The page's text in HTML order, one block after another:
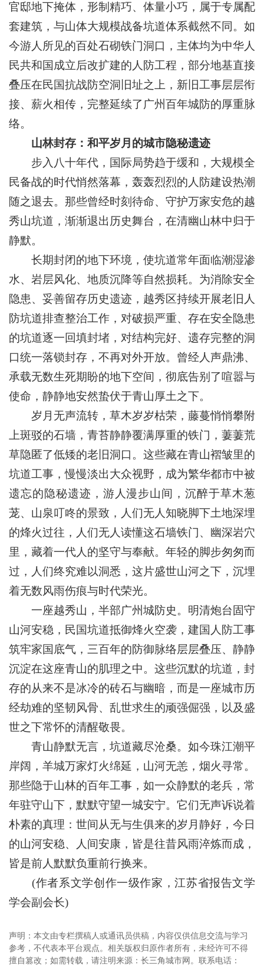
官邸地下掩体，形制精巧、体量小巧，属于专属配
套建筑，与山体大规模战备坑道体系截然不同。如
今游人所见的百处石砌铁门洞口，主体均为中华人
民共和国成立后改扩建的人防工程，部分地基直接
叠压在民国抗战防空洞旧址之上，新旧工事层层衔
接、薪火相传，完整延续了广州百年城防的厚重脉
络。
山林封存：和平岁月的城市隐秘遗迹
步入八十年代，国际局势趋于缓和，大规模全
民备战的时代悄然落幕，轰轰烈烈的人防建设热潮
随之退去。那些曾经时刻待命、守护万家安危的越
秀山坑道，渐渐退出历史舞台，在清幽山林中归于
静默。
长期封闭的地下环境，使坑道常年面临潮湿渗
水、岩层风化、地质沉降等自然损耗。为消除安全
隐患、妥善留存历史遗迹，越秀区持续开展老旧人
防坑道排查整治工作，对破损严重、存在安全隐患
的坑道逐一回填封堵，对结构完好、遗存完整的洞
口统一落锁封存，不再对外开放。曾经人声鼎沸、
承载无数生死期盼的地下空间，彻底告别了喧嚣与
使命，静静地安然蛰伏于青山厚土之下。
岁月无声流转，草木岁岁枯荣，藤蔓悄悄攀附
上斑驳的石墙，青苔静静覆满厚重的铁门，萋萋荒
草隐匿了低矮的老旧洞口。这些藏在青山褶皱里的
坑道工事，慢慢淡出大众视野，成为繁华都市中被
遗忘的隐秘遗迹，游人漫步山间，沉醉于草木葱
茏、山泉叮咚的景致，人们无人知晓脚下土地深埋
的烽火过往，人们无人读懂这石墙铁门、幽深岩穴
里，藏着一代人的坚守与奉献。年轻的脚步匆匆而
过，人们终究难以洞悉，这片盛世山河之下，沉埋
着无数风雨伤痕与时代荣光。
一座越秀山，半部广州城防史。明清炮台固守
山河安稳，民国坑道抵御烽火空袭，建国人防工事
筑牢家国底气，三百年的防御脉络层层叠压、静静
沉淀在这座青山的肌理之中。这些沉默的坑道，封
存的从来不是冰冷的砖石与幽暗，而是一座城市历
经劫难的坚韧风骨、乱世求生的顽强倔强，以及盛
世之下常怀的清醒敬畏。
青山静默无言，坑道藏尽沧桑。如今珠江潮平
岸阔，羊城万家灯火绵延，山河无恙，烟火寻常。
那些隐于山林的百年工事，如一众静默的老兵，常
年驻守山下，默默守望一城安宁。它们无声诉说着
朴素的真理：世间从无与生俱来的岁月静好，今日
的山河安稳、人间安康，皆是往昔风雨淬炼而成，
皆是前人默默负重前行换来。
(作者系文学创作一级作家，江苏省报告文学
学会副会长)
声明：本文由专栏撰稿人或通讯员供稿，内容仅供信息交流与学习
参考，不代表本平台观点。相关版权归原作者所有，未经许可不得
擅自篡改；如需转载，请注明来源：长三角城市网。联系电话：